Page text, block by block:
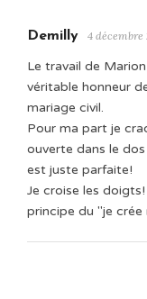
Demilly 4
Le travail de
véritable honneur
mariage civil.
Pour ma part je
ouverte dans le
est juste parfaite!
Je croise les
principe du "je crée